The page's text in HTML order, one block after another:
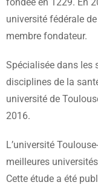
université fédérale
membre fondateur.
Spécialisée dans les
disciplines de la
université de
2016.
L’université
meilleures
Cette étude a été